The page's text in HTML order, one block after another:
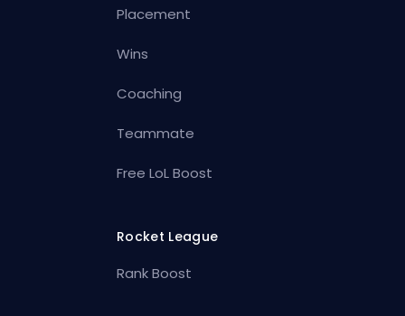
Placement
Wins
Coaching
Teammate
Free LoL Boost
Rocket League
Rank Boost